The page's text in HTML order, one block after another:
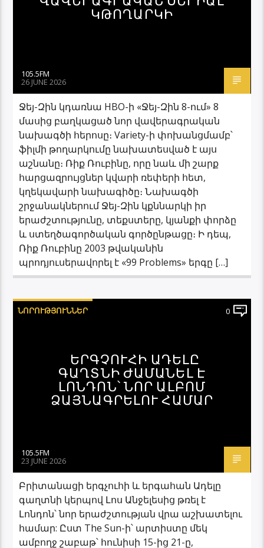
ԿԹՈՂԱՐԿԻ
105.5FM
26 JUNE 2026
Ջեյ-Զին կդառնա HBO-ի «Ջեյ-Զին 8-ում» 8
մասից բաղկացած նոր վավերագրական
նախագծի հերոսը։ Variety-ի փոխանցմամբ՝
ֆիլմի թողարկումը նախատեսված է այս
աշնանը։ Ռիք Ռուբինը, որը նաև մի շարք
հարցազրույցներ կվարի ռեփերի հետ,
կղեկավարի նախագիծը։ Նախագծի
շրջանակներում Ջեյ-Զին կքննարկի իր
երաժշտությունը, տեքստերը, կյանքի փորձը
և ստեղծագործական գործընթացը։ Ի դեպ,
Ռիք Ռուբինը 2003 թվականին
պրոդյուսերավորել է «99 Problems» երգը […]
ՆՈՐՈՒԹՅՈՒՆՆԵՐ 0
ԵՐԳՉՈՒՀԻ ԱԴԵԼԸ
ԳԱՂՏՆԻ ԺԱՄԱՆԵԼ Է
ԼՈՆԴՈՆ՝ ՆՈՐ ԱԼԲՈՄ
ՁԱՅՆԱԳՐԵԼՈՒ ՀԱՄԱՐ
105.5FM
23 JUNE 2026
Բրիտանացի երգչուհի և երգահան Ադելը
գաղտնի կերպով Լոս Անջելեսից թռել է
Լոնդոն՝ նոր երաժշտության վրա աշխատելու
համար: Ըստ The Sun-ի՝ արտիստը մեկ
ամբողջ շաբաթ՝ հունիսի 15-ից 21-ը,